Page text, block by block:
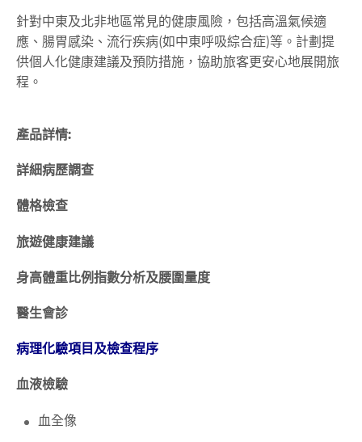
針對中東及北非地區常見的健康風險，包括高溫氣候適
應、腸胃感染、流行疾病(如中東呼吸綜合症)等。計劃提
供個人化健康建議及預防措施，協助旅客更安心地展開旅
程。
產品詳情:
詳細病歷調查
體格檢查
旅遊健康建議
身高體重比例指數分析及腰圍量度
醫生會診
病理化驗項目及檢查程序
血液檢驗
血全像